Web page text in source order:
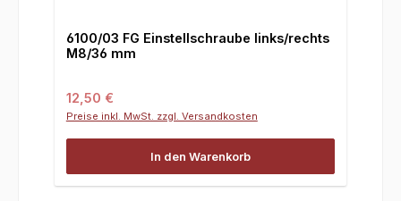
6100/03 FG Einstellschraube links/rechts
M8/36 mm
Regulärer Preis:
12,50 €
Preise inkl. MwSt. zzgl. Versandkosten
In den Warenkorb